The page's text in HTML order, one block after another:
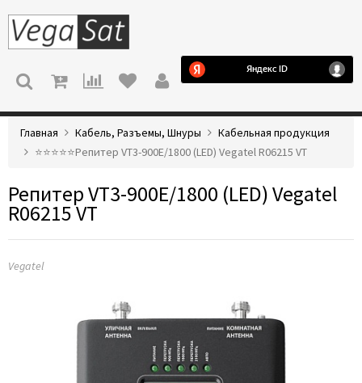
МЕНЮ
Главная Кабель, Разъемы, Шнуры
Кабельная продукция
⭐️⭐️⭐️⭐️⭐️Репитер VT3-900E/1800 (LED) Vegatel R06215 VT
Репитер VT3-900E/1800 (LED) Vegatel
R06215 VT
Vegatel